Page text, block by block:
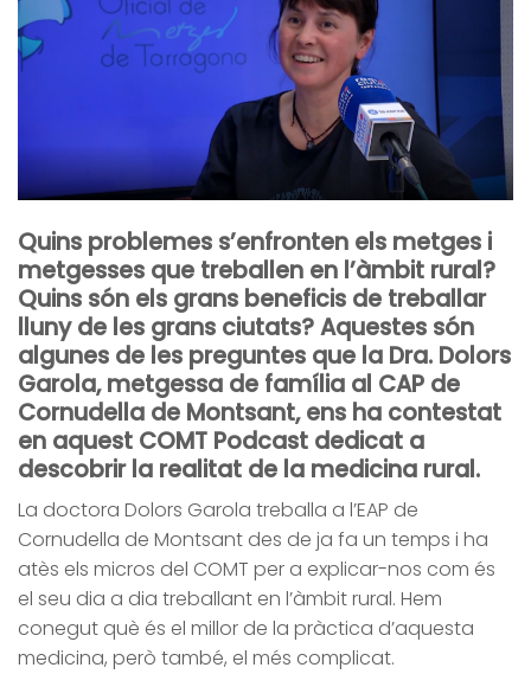
Quins problemes s’enfronten els metges i
metgesses que treballen en l’àmbit rural?
Quins són els grans beneficis de treballar
lluny de les grans ciutats? Aquestes són
algunes de les preguntes que la Dra. Dolors
Garola, metgessa de família al CAP de
Cornudella de Montsant, ens ha contestat
en aquest COMT Podcast dedicat a
descobrir la realitat de la medicina rural.
La doctora Dolors Garola treballa a l’EAP de
Cornudella de Montsant des de ja fa un temps i ha
atès els micros del COMT per a explicar-nos com és
el seu dia a dia treballant en l’àmbit rural. Hem
conegut què és el millor de la pràctica d’aquesta
medicina, però també, el més complicat.